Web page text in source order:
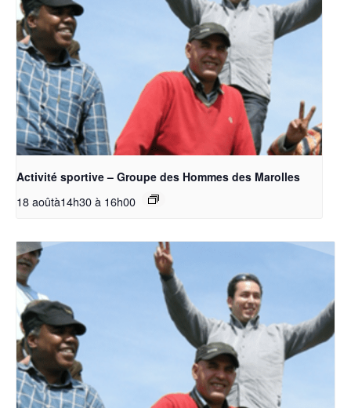
Activité sportive – Groupe des Hommes des Marolles
18 aoûtà14h30à 16h00